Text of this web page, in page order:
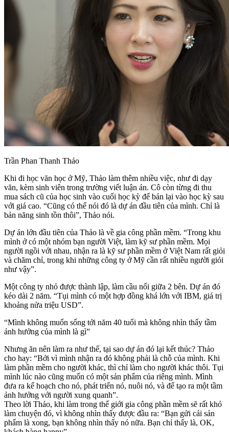
Trần Phan Thanh Thảo
Khi đi học văn học ở Mỹ, Thảo làm thêm nhiều việc, như đi dạy
văn, kèm sinh viên trong trường viết luận án. Cô còn từng đi thu
mua sách cũ của học sinh vào cuối học kỳ để bán lại vào học kỳ sau
với giá cao. “Cũng có thể nói đó là dự án đầu tiên của mình. Chỉ là
bản năng sinh tồn thôi”, Thảo nói.
Dự án lớn đầu tiên của Thảo là về gia công phần mềm. “Trong khu
mình ở có một nhóm bạn người Việt, làm kỹ sư phần mềm. Mọi
người ngồi với nhau, nhận ra là kỹ sư phần mềm ở Việt Nam rất giỏi
và chăm chỉ, trong khi những công ty ở Mỹ cần rất nhiều người giỏi
như vậy”.
Một công ty nhỏ được thành lập, làm cầu nối giữa 2 bên. Dự án đó
kéo dài 2 năm. “Tụi mình có một hợp đồng khá lớn với IBM, giá trị
khoảng nửa triệu USD”.
“Mình không muốn sống tới năm 40 tuổi mà không nhìn thấy tầm
ảnh hưởng của mình là gì”
Nhưng ăn nên làm ra như thế, tại sao dự án đó lại kết thúc? Thảo
cho hay: “Bởi vì mình nhận ra đó không phải là chỗ của mình. Khi
làm phần mềm cho người khác, thì chỉ làm cho người khác thôi. Tụi
mình lúc nào cũng muốn có một sản phẩm của riêng mình. Mình
đưa ra kế hoạch cho nó, phát triển nó, nuôi nó, và để tạo ra một tầm
ảnh hưởng với người xung quanh”.
Theo lời Thảo, khi làm trong thế giới gia công phần mềm sẽ rất khó
làm chuyện đó, vì không nhìn thấy được đầu ra: “Bạn gửi cái sản
phẩm là xong, bạn không nhìn thấy nó nữa. Bạn chỉ thấy là, OK,